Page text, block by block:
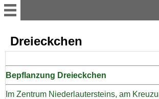
Aktuelles
Übersicht
Vereinsvorstand
Dreieckchen
Bepflanzung Dreieckchen
Im Zentrum Niederlautersteins, am